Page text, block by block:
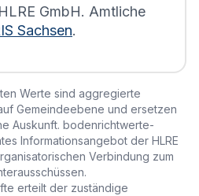
GmbH. Amtliche
Sachsen.
Werte sind aggregierte
Gemeindeebene und ersetzen
Auskunft. bodenrichtwerte-
Informationsangebot der HLRE
Verbindung zum
erteilt der zuständige